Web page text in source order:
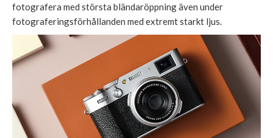
fotografera med största bländaröppning även under
fotograferingsförhållanden med extremt starkt ljus.